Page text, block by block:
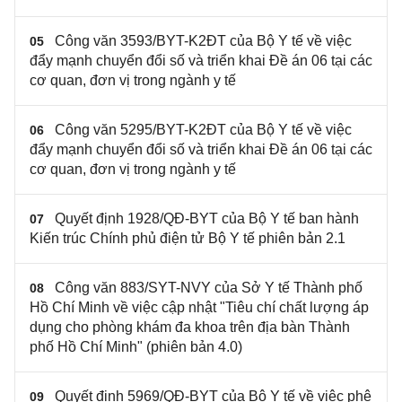
05
Công văn 3593/BYT-K2ĐT của Bộ Y tế về việc
đẩy mạnh chuyển đổi số và triển khai Đề án 06 tại các
cơ quan, đơn vị trong ngành y tế
06
Công văn 5295/BYT-K2ĐT của Bộ Y tế về việc
đẩy mạnh chuyển đổi số và triển khai Đề án 06 tại các
cơ quan, đơn vị trong ngành y tế
07
Quyết định 1928/QĐ-BYT của Bộ Y tế ban hành
Kiến trúc Chính phủ điện tử Bộ Y tế phiên bản 2.1
08
Công văn 883/SYT-NVY của Sở Y tế Thành phố
Hồ Chí Minh về việc cập nhật "Tiêu chí chất lượng áp
dụng cho phòng khám đa khoa trên địa bàn Thành
phố Hồ Chí Minh" (phiên bản 4.0)
09
Quyết định 5969/QĐ-BYT của Bộ Y tế về việc phê